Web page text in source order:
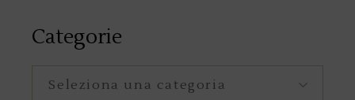
Categorie